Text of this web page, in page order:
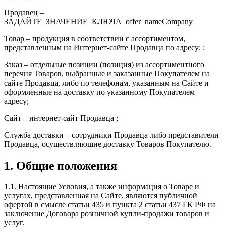
Продавец –
ЗАДАЙТЕ_ЗНАЧЕНИЕ_КЛЮЧА_offer_nameCompany
Товар – продукция в соответствии с ассортиментом,
представленным на Интернет-сайте Продавца по адресу: ;
Заказ – отдельные позиции (позиция) из ассортиментного
перечня Товаров, выбранные и заказанные Покупателем на
сайте Продавца, либо по телефонам, указанным на Сайте и
оформленные на доставку по указанному Покупателем
адресу;
Сайт – интернет-сайт Продавца ;
Служба доставки – сотрудники Продавца либо представители
Продавца, осуществляющие доставку Товаров Покупателю.
1. Общие положения
1.1. Настоящие Условия, а также информация о Товаре и
услугах, представленная на Сайте, являются публичной
офертой в смысле статьи 435 и пункта 2 статьи 437 ГК РФ на
заключение Договора розничной купли-продажи товаров и
услуг.